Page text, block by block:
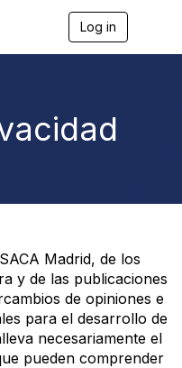
Log in
a
Madrid, de los
y de las publicaciones
de opiniones e
para el desarrollo de
necesariamente el
pueden comprender